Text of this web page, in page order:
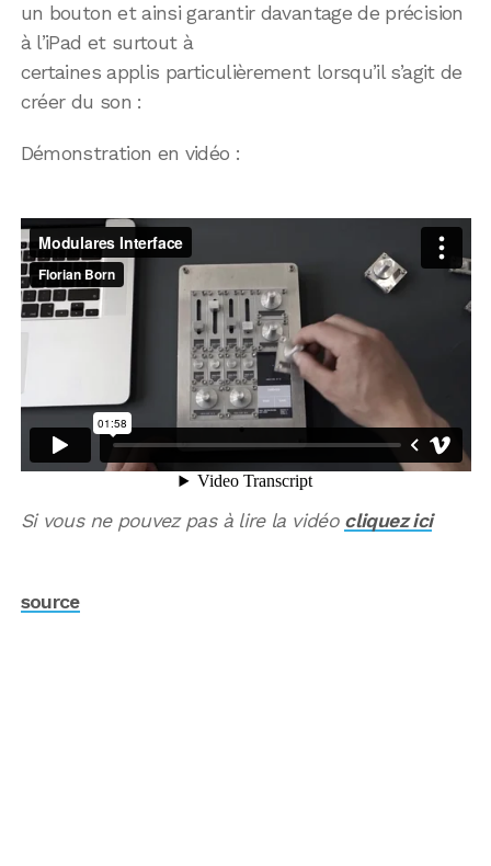
un bouton et ainsi garantir davantage de précision
à l’iPad et surtout à
certaines applis particulièrement lorsqu’il s’agit de
créer du son :
Démonstration en vidéo :
Si vous ne pouvez pas à lire la vidéo cliquez ici
source